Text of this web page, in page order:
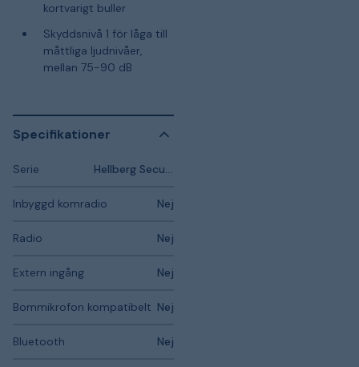
kortvarigt buller
Skyddsnivå 1 för låga till
måttliga ljudnivåer,
mellan 75-90 dB
Specifikationer
Serie
Inbyggd komradio Nej
Radio Nej
Extern ingång Nej
Bommikrofon kompatibelt Nej
Bluetooth Nej